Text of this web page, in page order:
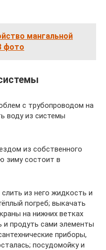
мангальной
фото
с трубопроводом на
воду из системы
из собственного
зиму состоит в
из него жидкость и
погреб; выкачать
на нижних ветках
и продуть сами элементы
приборы,
посудомойку и